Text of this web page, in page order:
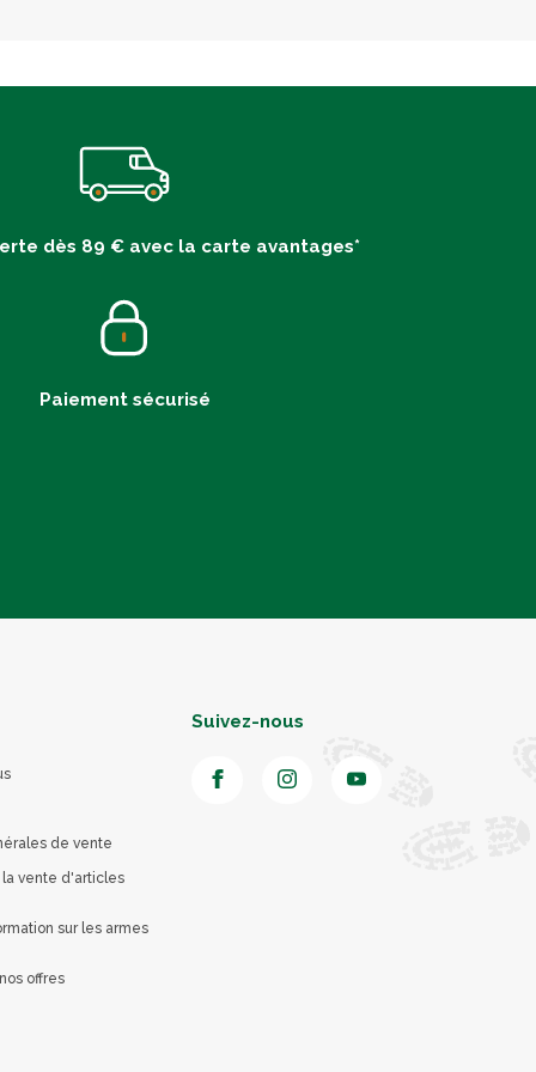
dès 89 € avec la carte avantages*
Paiement sécurisé
de vente
vente d'articles
sur les armes
offres
Suivez-nous